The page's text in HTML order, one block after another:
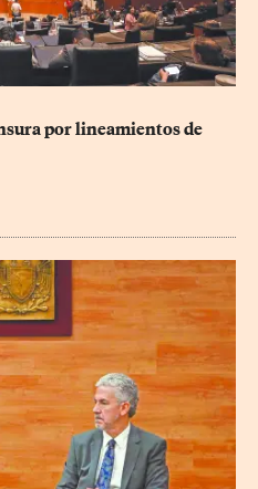
por lineamientos de